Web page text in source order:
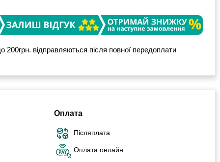
відправляються після повної передоплати
Оплата
Післяплата
Оплата онлайн